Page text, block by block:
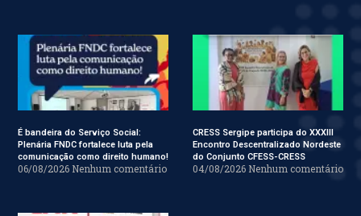
É bandeira do Serviço Social:
Plenária FNDC fortalece luta pela
comunicação como direito humano!
06/08/2026 Nenhum comentário
CRESS Sergipe participa do XXXIII
Encontro Descentralizado Nordeste
do Conjunto CFESS-CRESS
04/08/2026 Nenhum comentário